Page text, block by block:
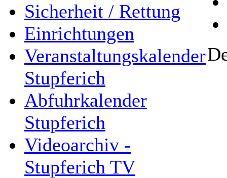
Sicherheit / Rettung
Einrichtungen
Veranstaltungskalender
Stupferich
Abfuhrkalender
Stupferich
Videoarchiv -
Stupferich TV